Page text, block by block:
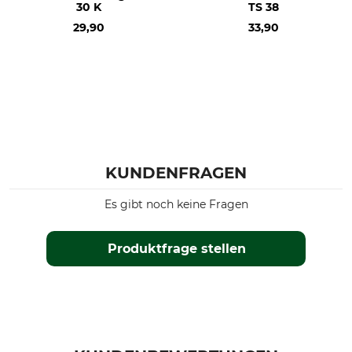
30 K
29,90
TS 38
33,90
KUNDENFRAGEN
Produktfrage stellen
Es gibt noch keine Fragen